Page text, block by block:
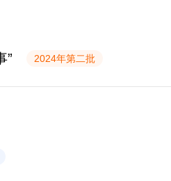
” 2024年第二批